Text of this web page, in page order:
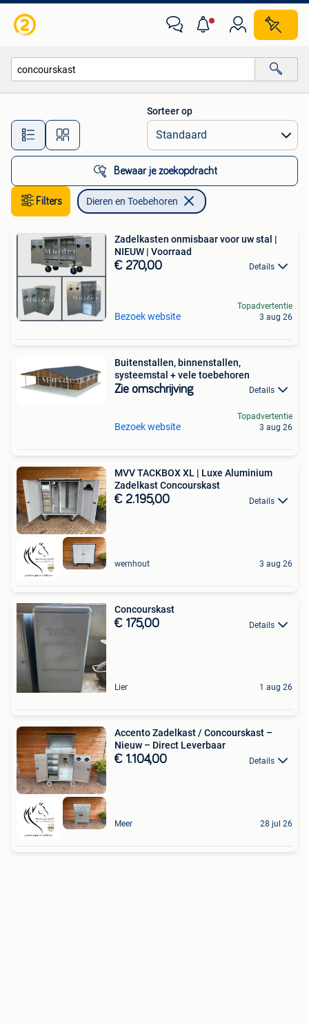
Alle afstanden…
Sorteer op
Bewaar je zoekopdracht
Filters Dieren en Toebehoren
Zadelkasten onmisbaar voor uw stal |
NIEUW | Voorraad
€ 270,00 Details
Bezoek website
Topadvertentie
3 aug 26
Buitenstallen, binnenstallen,
systeemstal + vele toebehoren
Zie omschrijving Details
Bezoek website
Topadvertentie
3 aug 26
MVV TACKBOX XL | Luxe Aluminium
Zadelkast Concourskast
€ 2.195,00 Details
wernhout 3 aug 26
Concourskast
€ 175,00 Details
Lier 1 aug 26
Accento Zadelkast / Concourskast –
Nieuw – Direct Leverbaar
€ 1.104,00 Details
Meer 28 jul 26